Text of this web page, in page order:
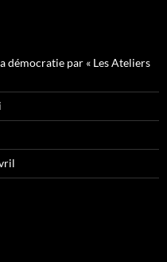
démocratie par « Les Ateliers